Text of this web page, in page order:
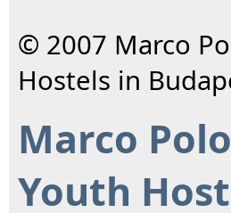
© 2007 Marco
Hostels in
Marco
Youth